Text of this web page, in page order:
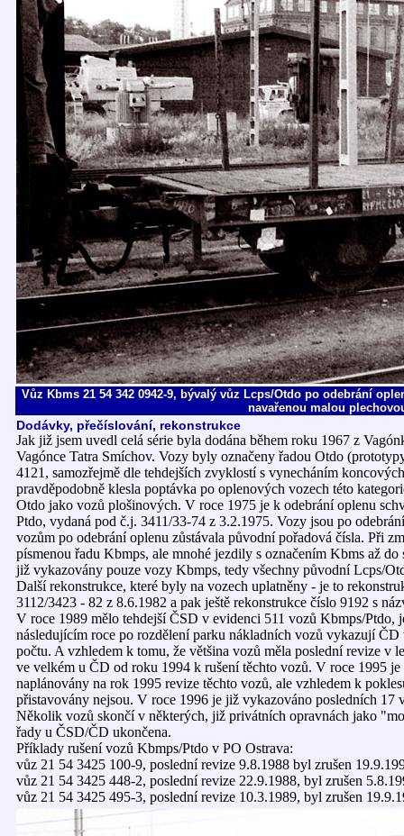
Vůz Kbms 21 54 342 0942-9, bývalý vůz Lcps/Otdo po odebrání
navařenou malou
Dodávky, přečíslování, rekonstrukce
Jak již jsem uvedl celá série byla dodána během roku 1967 z
Vagónce Tatra Smíchov. Vozy byly označeny řadou Otdo
4121, samozřejmě dle tehdejších zvyklostí s vynecháním
pravděpodobně klesla poptávka po oplenových vozech této
Otdo jako vozů plošinových. V roce 1975 je k odebrání oplenu
Ptdo, vydaná pod č.j. 3411/33-74 z 3.2.1975. Vozy jsou po
vozům po odebrání oplenu zůstávala původní pořadová čísla. Při
písmenou řadu Kbmps, ale mnohé jezdily s označením Kbms až
již vykazovány pouze vozy Kbmps, tedy všechny původní Lcps/
Další rekonstrukce, které byly na vozech uplatněny - je to
3112/3423 - 82 z 8.6.1982 a pak ještě rekonstrukce číslo 9192 s
V roce 1989 mělo tehdejší ČSD v evidenci 511 vozů Kbmps/
následujícím roce po rozdělení parku nákladních vozů vykazují
počtu. A vzhledem k tomu, že většina vozů měla poslední revize v
ve velkém u ČD od roku 1994 k rušení těchto vozů. V roce 1995
naplánovány na rok 1995 revize těchto vozů, ale vzhledem k
přistavovány nejsou. V roce 1996 je již vykazováno posledních
Několik vozů skončí v některých, již privátních opravnách jako
řady u ČSD/ČD ukončena.
Příklady rušení vozů Kbmps/Ptdo v PO Ostrava:
vůz 21 54 3425 100-9, poslední revize 9.8.1988 byl zrušen
vůz 21 54 3425 448-2, poslední revize 22.9.1988, byl zrušen
vůz 21 54 3425 495-3, poslední revize 10.3.1989, byl zrušen